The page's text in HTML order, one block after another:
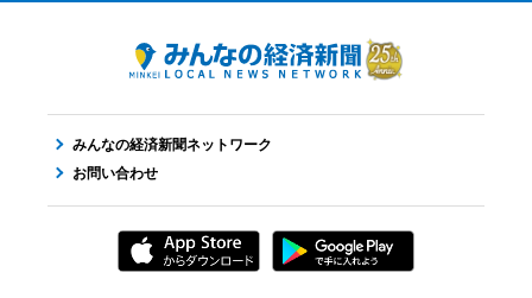
みんなの経済新聞ネットワーク
お問い合わせ